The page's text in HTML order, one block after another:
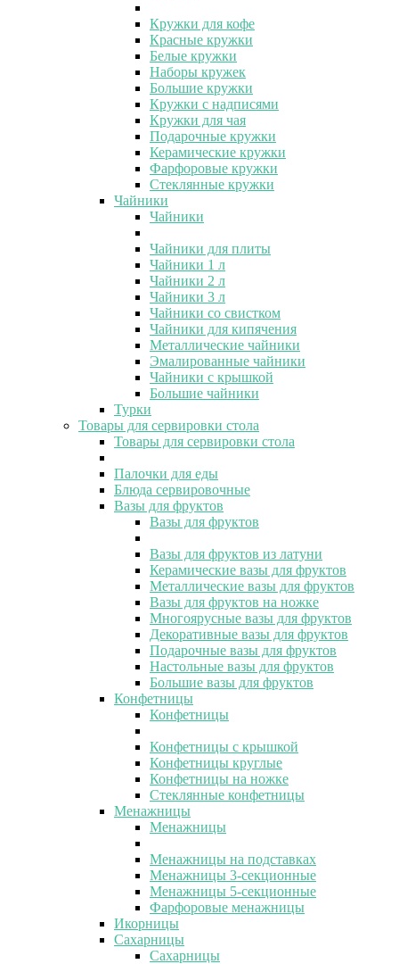
Кружки для кофе
Красные кружки
Белые кружки
Наборы кружек
Большие кружки
Кружки с надписями
Кружки для чая
Подарочные кружки
Керамические кружки
Фарфоровые кружки
Стеклянные кружки
Чайники
Чайники
Чайники для плиты
Чайники 1 л
Чайники 2 л
Чайники 3 л
Чайники со свистком
Чайники для кипячения
Металлические чайники
Эмалированные чайники
Чайники с крышкой
Большие чайники
Турки
Товары для сервировки стола
Товары для сервировки стола
Палочки для еды
Блюда сервировочные
Вазы для фруктов
Вазы для фруктов
Вазы для фруктов из латуни
Керамические вазы для фруктов
Металлические вазы для фруктов
Вазы для фруктов на ножке
Многоярусные вазы для фруктов
Декоративные вазы для фруктов
Подарочные вазы для фруктов
Настольные вазы для фруктов
Большие вазы для фруктов
Конфетницы
Конфетницы
Конфетницы с крышкой
Конфетницы круглые
Конфетницы на ножке
Стеклянные конфетницы
Менажницы
Менажницы
Менажницы на подставках
Менажницы 3-секционные
Менажницы 5-секционные
Фарфоровые менажницы
Икорницы
Сахарницы
Сахарницы